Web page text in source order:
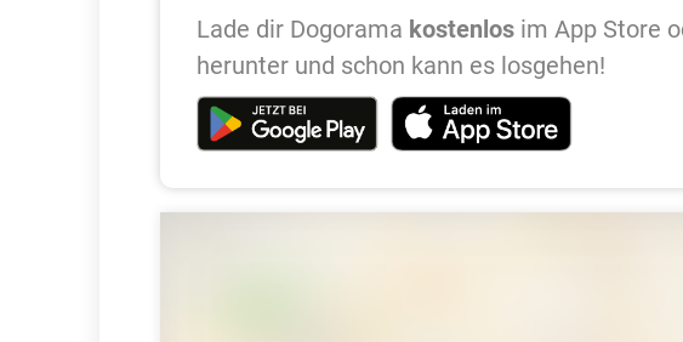
Lade dir Dogorama kostenlos im App Store
herunter und schon kann es losgehen!